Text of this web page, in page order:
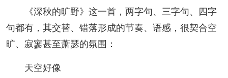
《深秋的旷野》这一首，两字句、三字句、四字
句都有，其交替、错落形成的节奏、语感，很契合空
旷、寂寥甚至萧瑟的氛围：
天空好像